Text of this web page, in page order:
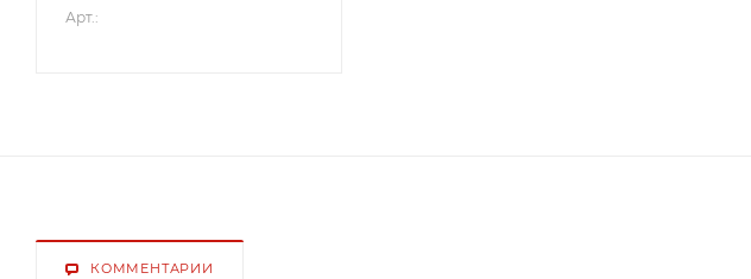
Арт.:
КОММЕНТАРИИ